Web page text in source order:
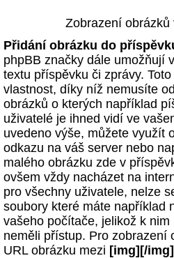
Zobrazení obrázků
Přidání obrázku do
phpBB značky dále umožňují
textu příspěvku či zprávy.
vlastnost, díky níž nemusíte
obrázků o kterých například
uživatelé je ihned vidí ve
uvedeno výše, můžete využít
odkazu na váš server nebo
malého obrázku zde v
ovšem vždy nacházet na
pro všechny uživatele, nelze
soubory které máte například
vašeho počítače, jelikož k
neměli přístup. Pro zobrazení
URL obrázku mezi [img][/img]